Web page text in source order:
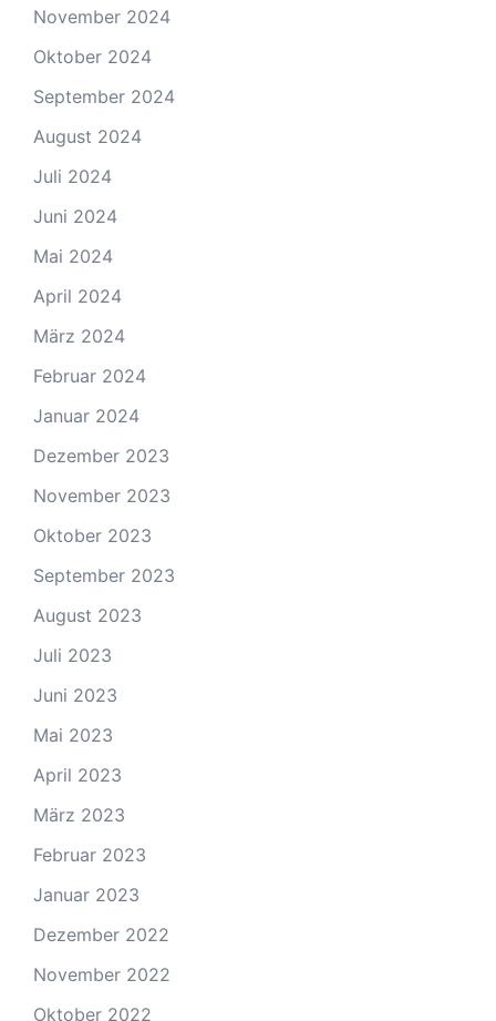
November 2024
Oktober 2024
September 2024
August 2024
Juli 2024
Juni 2024
Mai 2024
April 2024
März 2024
Februar 2024
Januar 2024
Dezember 2023
November 2023
Oktober 2023
September 2023
August 2023
Juli 2023
Juni 2023
Mai 2023
April 2023
März 2023
Februar 2023
Januar 2023
Dezember 2022
November 2022
Oktober 2022